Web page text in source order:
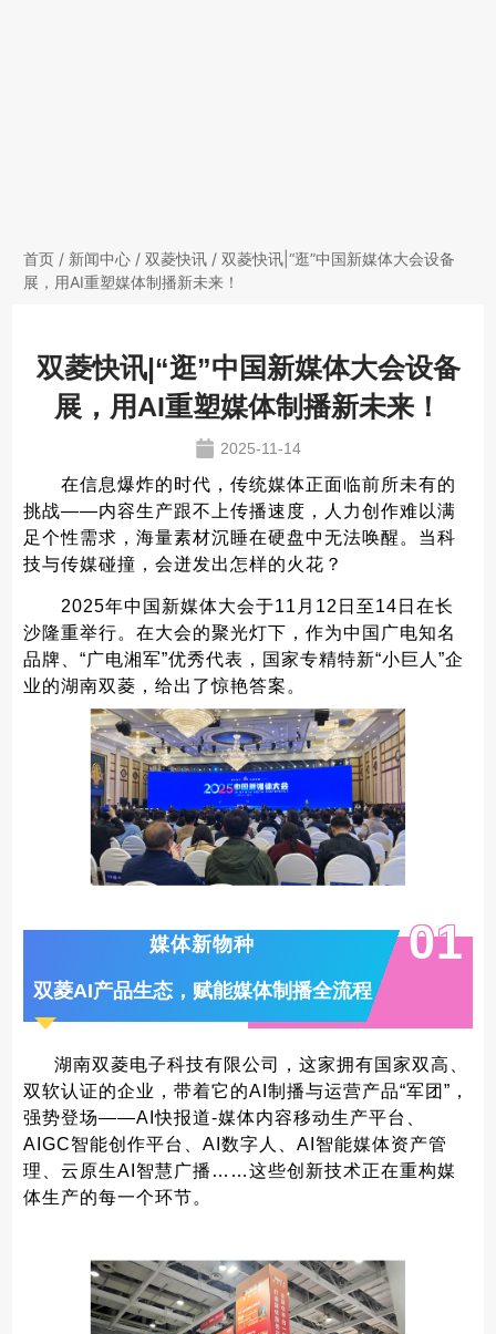
首页/ 新闻中心/ 双菱快讯/ 双菱快讯|“逛”中国新媒体大会设备
展，用AI重塑媒体制播新未来！
双菱快讯|“逛”中国新媒体大会设备
展，用AI重塑媒体制播新未来！
2025-11-14
在信息爆炸的时代，传统媒体正面临前所未有的
挑战——内容生产跟不上传播速度，人力创作难以满
足个性需求，海量素材沉睡在硬盘中无法唤醒。当科
技与传媒碰撞，会迸发出怎样的火花？
2025年中国新媒体大会于11月12日至14日在长
沙隆重举行。在大会的聚光灯下，作为中国广电知名
品牌、“广电湘军”优秀代表，国家专精特新“小巨人”企
业的湖南双菱，给出了惊艳答案。
媒体新物种
双菱AI产品生态，赋能媒体制播全流程
01
湖南双菱电子科技有限公司，这家拥有国家双高、
双软认证的企业，带着它的AI制播与运营产品“军团”，
强势登场——AI快报道-媒体内容移动生产平台、
AIGC智能创作平台、AI数字人、AI智能媒体资产管
理、云原生AI智慧广播……这些创新技术正在重构媒
体生产的每一个环节。